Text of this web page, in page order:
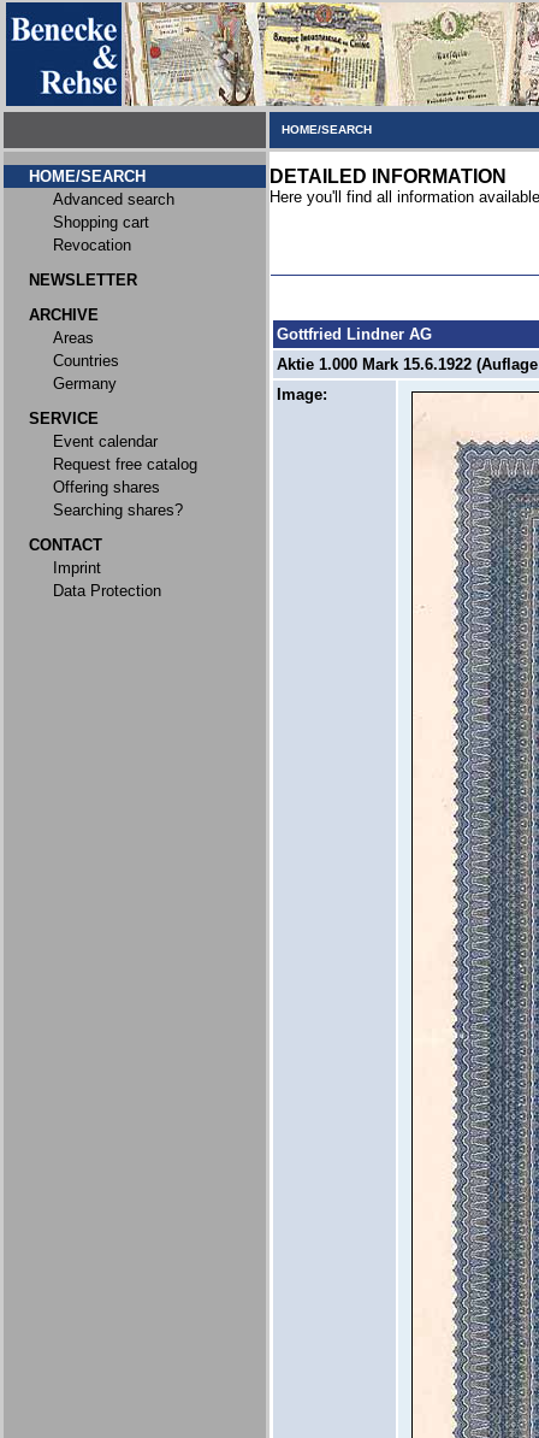
HOME/SEARCH
HOME/SEARCH
Advanced search
Shopping cart
Revocation
NEWSLETTER
ARCHIVE
Areas
Countries
Germany
SERVICE
Event calendar
Request free catalog
Offering shares
Searching shares?
CONTACT
Imprint
Data Protection
DETAILED INFORMATION
Here you'll find all information
Gottfried Lindner AG
Aktie 1.000 Mark 15.6.1922
Image: